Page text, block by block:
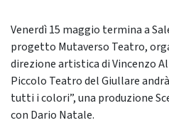
Venerdì 15 maggio termina a
progetto Mutaverso Teatro,
direzione artistica di Vincenzo
Piccolo Teatro del Giullare
tutti i colori”, una produzione
con Dario Natale.